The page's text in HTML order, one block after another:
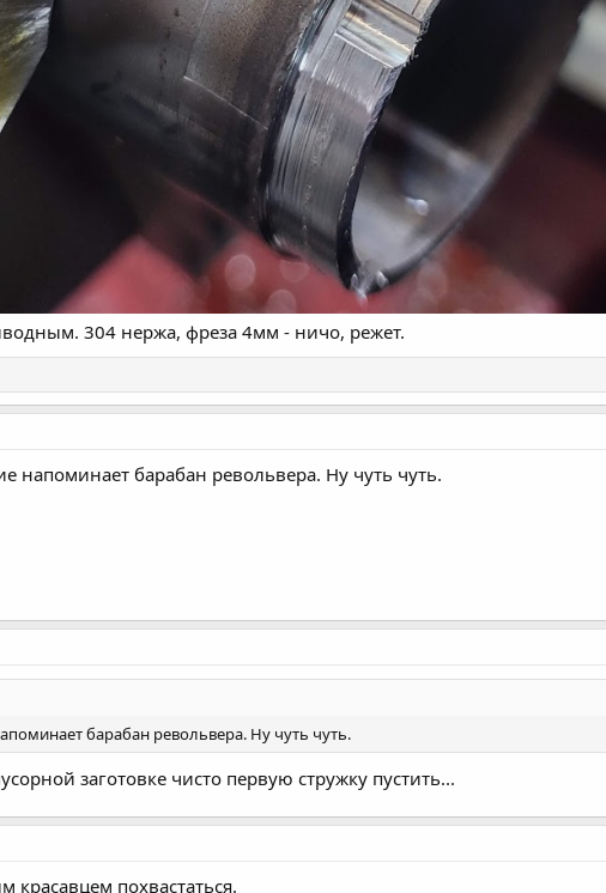
304 нержа, фреза 4мм - ничо, режет.
напоминает барабан револьвера. Ну чуть чуть.
барабан револьвера. Ну чуть чуть.
заготовке чисто первую стружку пустить...
похвастаться.